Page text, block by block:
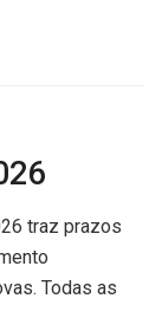
traz prazos
Todas as